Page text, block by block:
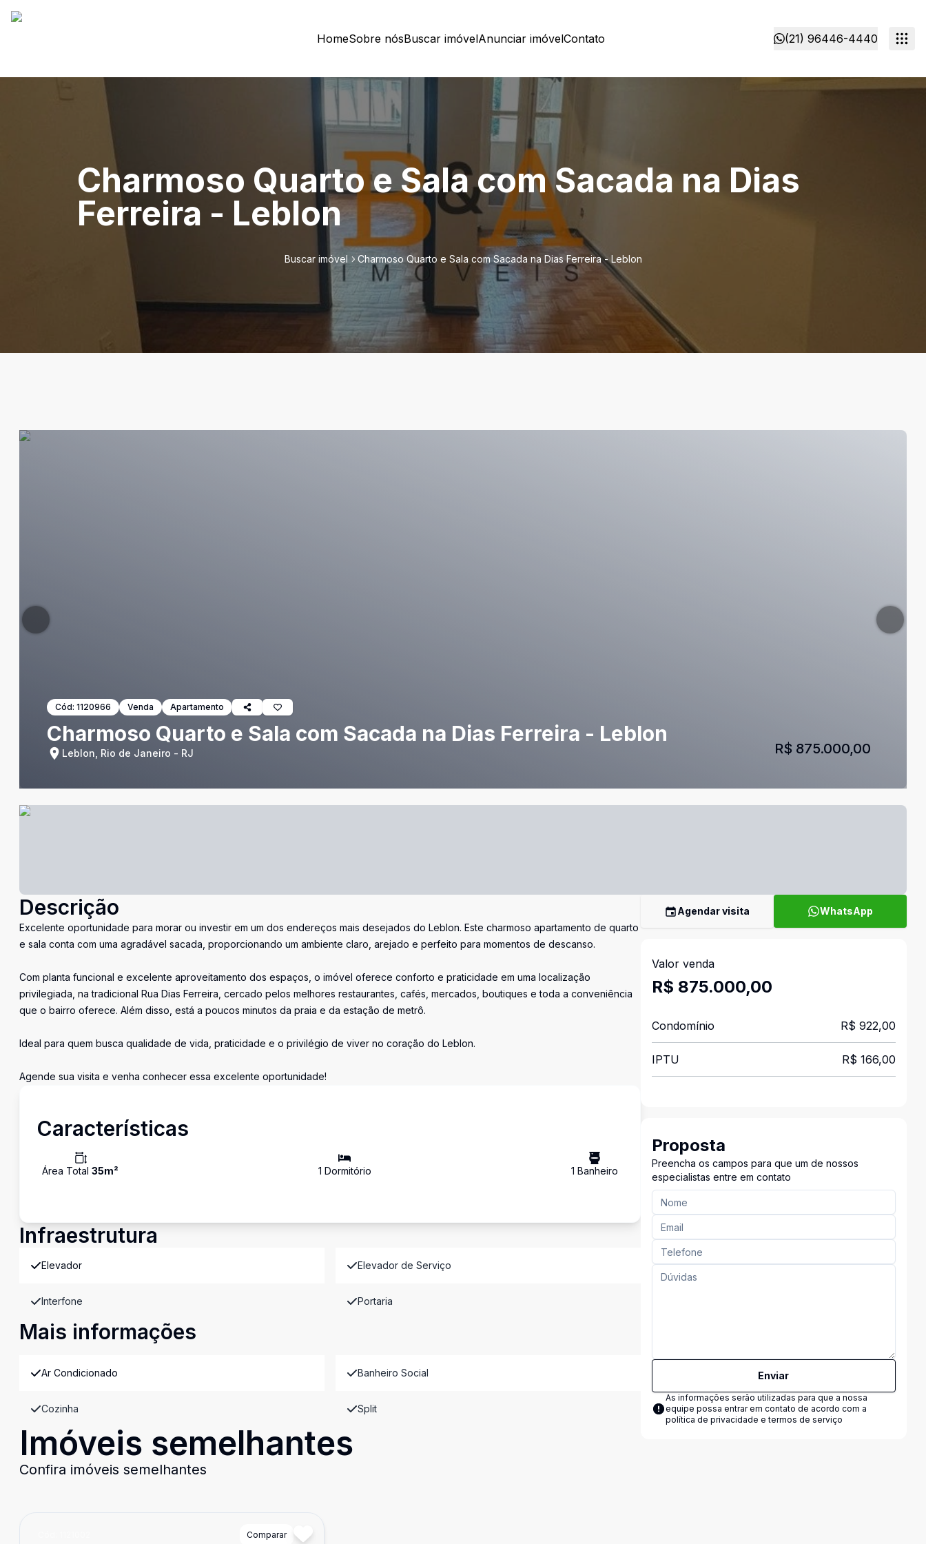
HomeSobre nósBuscar imóvelAnunciar imóvelContato (21) 96446-4440
Charmoso Quarto e Sala com Sacada na Dias
Ferreira - Leblon
Buscar imóvel Charmoso Quarto e Sala com Sacada na Dias Ferreira - Leblon
Cód: 1120966 Venda Apartamento
Charmoso Quarto e Sala com Sacada na Dias Ferreira - Leblon
Leblon, Rio de Janeiro - RJ R$ 875.000,00
Descrição
Excelente oportunidade para morar ou investir em um dos endereços mais desejados do Leblon. Este charmoso apartamento de quarto
e sala conta com uma agradável sacada, proporcionando um ambiente claro, arejado e perfeito para momentos de descanso.
Com planta funcional e excelente aproveitamento dos espaços, o imóvel oferece conforto e praticidade em uma localização
privilegiada, na tradicional Rua Dias Ferreira, cercado pelos melhores restaurantes, cafés, mercados, boutiques e toda a conveniência
que o bairro oferece. Além disso, está a poucos minutos da praia e da estação de metrô.
Ideal para quem busca qualidade de vida, praticidade e o privilégio de viver no coração do Leblon.
Agende sua visita e venha conhecer essa excelente oportunidade!
Características
Área Total 35m² 1 Dormitório 1 Banheiro
Infraestrutura
Elevador Elevador de Serviço
Interfone Portaria
Mais informações
Ar Condicionado Banheiro Social
Cozinha Split
Imóveis semelhantes
Confira imóveis semelhantes
Comparar
Agendar visita WhatsApp
Valor venda
R$ 875.000,00
Condomínio R$ 922,00
IPTU R$ 166,00
Proposta
Preencha os campos para que um de nossos
especialistas entre em contato
Enviar
As informações serão utilizadas para que a nossa
equipe possa entrar em contato de acordo com a
política de privacidade e termos de serviço